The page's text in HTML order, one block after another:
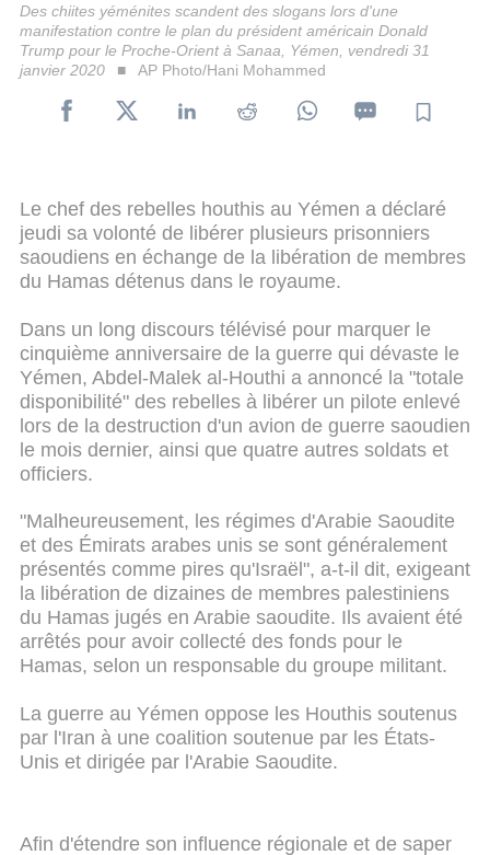
Des chiites yéménites scandent des slogans lors d'une
manifestation contre le plan du président américain Donald
Trump pour le Proche-Orient à Sanaa, Yémen, vendredi 31
janvier 2020
AP Photo/Hani Mohammed
Le chef des rebelles houthis au Yémen a déclaré
jeudi sa volonté de libérer plusieurs prisonniers
saoudiens en échange de la libération de membres
du Hamas détenus dans le royaume.
Dans un long discours télévisé pour marquer le
cinquième anniversaire de la guerre qui dévaste le
Yémen, Abdel-Malek al-Houthi a annoncé la "totale
disponibilité" des rebelles à libérer un pilote enlevé
lors de la destruction d'un avion de guerre saoudien
le mois dernier, ainsi que quatre autres soldats et
officiers.
"Malheureusement, les régimes d'Arabie Saoudite
et des Émirats arabes unis se sont généralement
présentés comme pires qu'Israël", a-t-il dit, exigeant
la libération de dizaines de membres palestiniens
du Hamas jugés en Arabie saoudite. Ils avaient été
arrêtés pour avoir collecté des fonds pour le
Hamas, selon un responsable du groupe militant.
La guerre au Yémen oppose les Houthis soutenus
par l'Iran à une coalition soutenue par les États-
Unis et dirigée par l'Arabie Saoudite.
Afin d'étendre son influence régionale et de saper